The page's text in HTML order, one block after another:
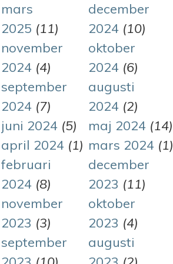
mars
2025 (11)
december
2024(10)
november
2024 (4)
oktober
2024(6)
september
2024 (7)
augusti
2024(2)
juni 2024 (5) maj 2024(14)
april 2024 (1) mars 2024(1)
februari
2024 (8)
december
2023 (11)
november
2023 (3)
oktober
2023 (4)
september
augusti